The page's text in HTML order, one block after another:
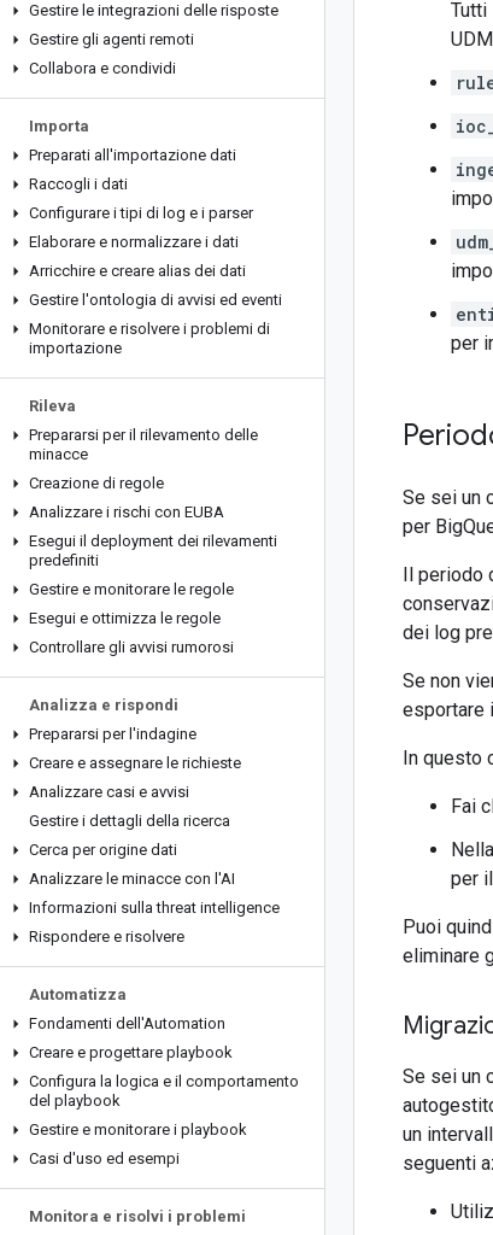
Gestire le integrazioni delle risposte
Gestire gli agenti remoti
Collabora e condividi
Importa
Preparati all'importazione dati
Raccogli i dati
Configurare i tipi di log e i parser
Elaborare e normalizzare i dati
Arricchire e creare alias dei dati
Gestire l'ontologia di avvisi ed eventi
Monitorare e risolvere i problemi di
importazione
Rileva
Prepararsi per il rilevamento delle
minacce
Creazione di regole
Analizzare i rischi con EUBA
Esegui il deployment dei rilevamenti
predefiniti
Gestire e monitorare le regole
Esegui e ottimizza le regole
Controllare gli avvisi rumorosi
Analizza e rispondi
Prepararsi per l'indagine
Creare e assegnare le richieste
Analizzare casi e avvisi
Gestire i dettagli della ricerca
Cerca per origine dati
Analizzare le minacce con l'AI
Informazioni sulla threat intelligence
Rispondere e risolvere
Automatizza
Fondamenti dell'Automation
Creare e progettare playbook
Configura la logica e il comportamento
del playbook
Gestire e monitorare i playbook
Casi d'uso ed esempi
Monitora e risolvi i problemi
Tutti
per
Se sei un
per
Il periodo
dei log
Se non
esportare
In questo
Fai
per
Puoi
eliminare
Se sei un
un
seguenti